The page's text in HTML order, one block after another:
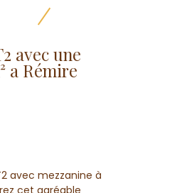
avec une
a Rémire
avec mezzanine à
cet agréable